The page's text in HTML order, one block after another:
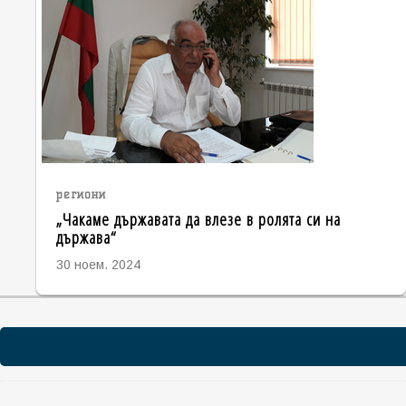
региони
„Чакаме държавата да влезе в ролята си на
държава“
30 ноем. 2024